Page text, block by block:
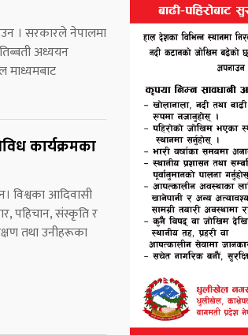
। सरकारले नेपालमा
अध्ययन
कार्यक्रमका
विश्वका आदिवासी
पहिचान, संस्कृति र
तथा उनीहरूका